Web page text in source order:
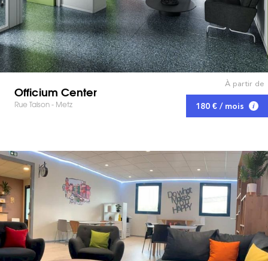
Officium Center
Rue Taison - Metz
À partir de
180 € / mois